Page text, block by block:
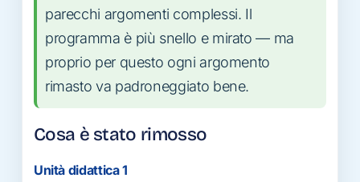
parecchi argomenti complessi. Il
programma è più snello e mirato — ma
proprio per questo ogni argomento
rimasto va padroneggiato bene.
Cosa è stato rimosso
Unità didattica 1